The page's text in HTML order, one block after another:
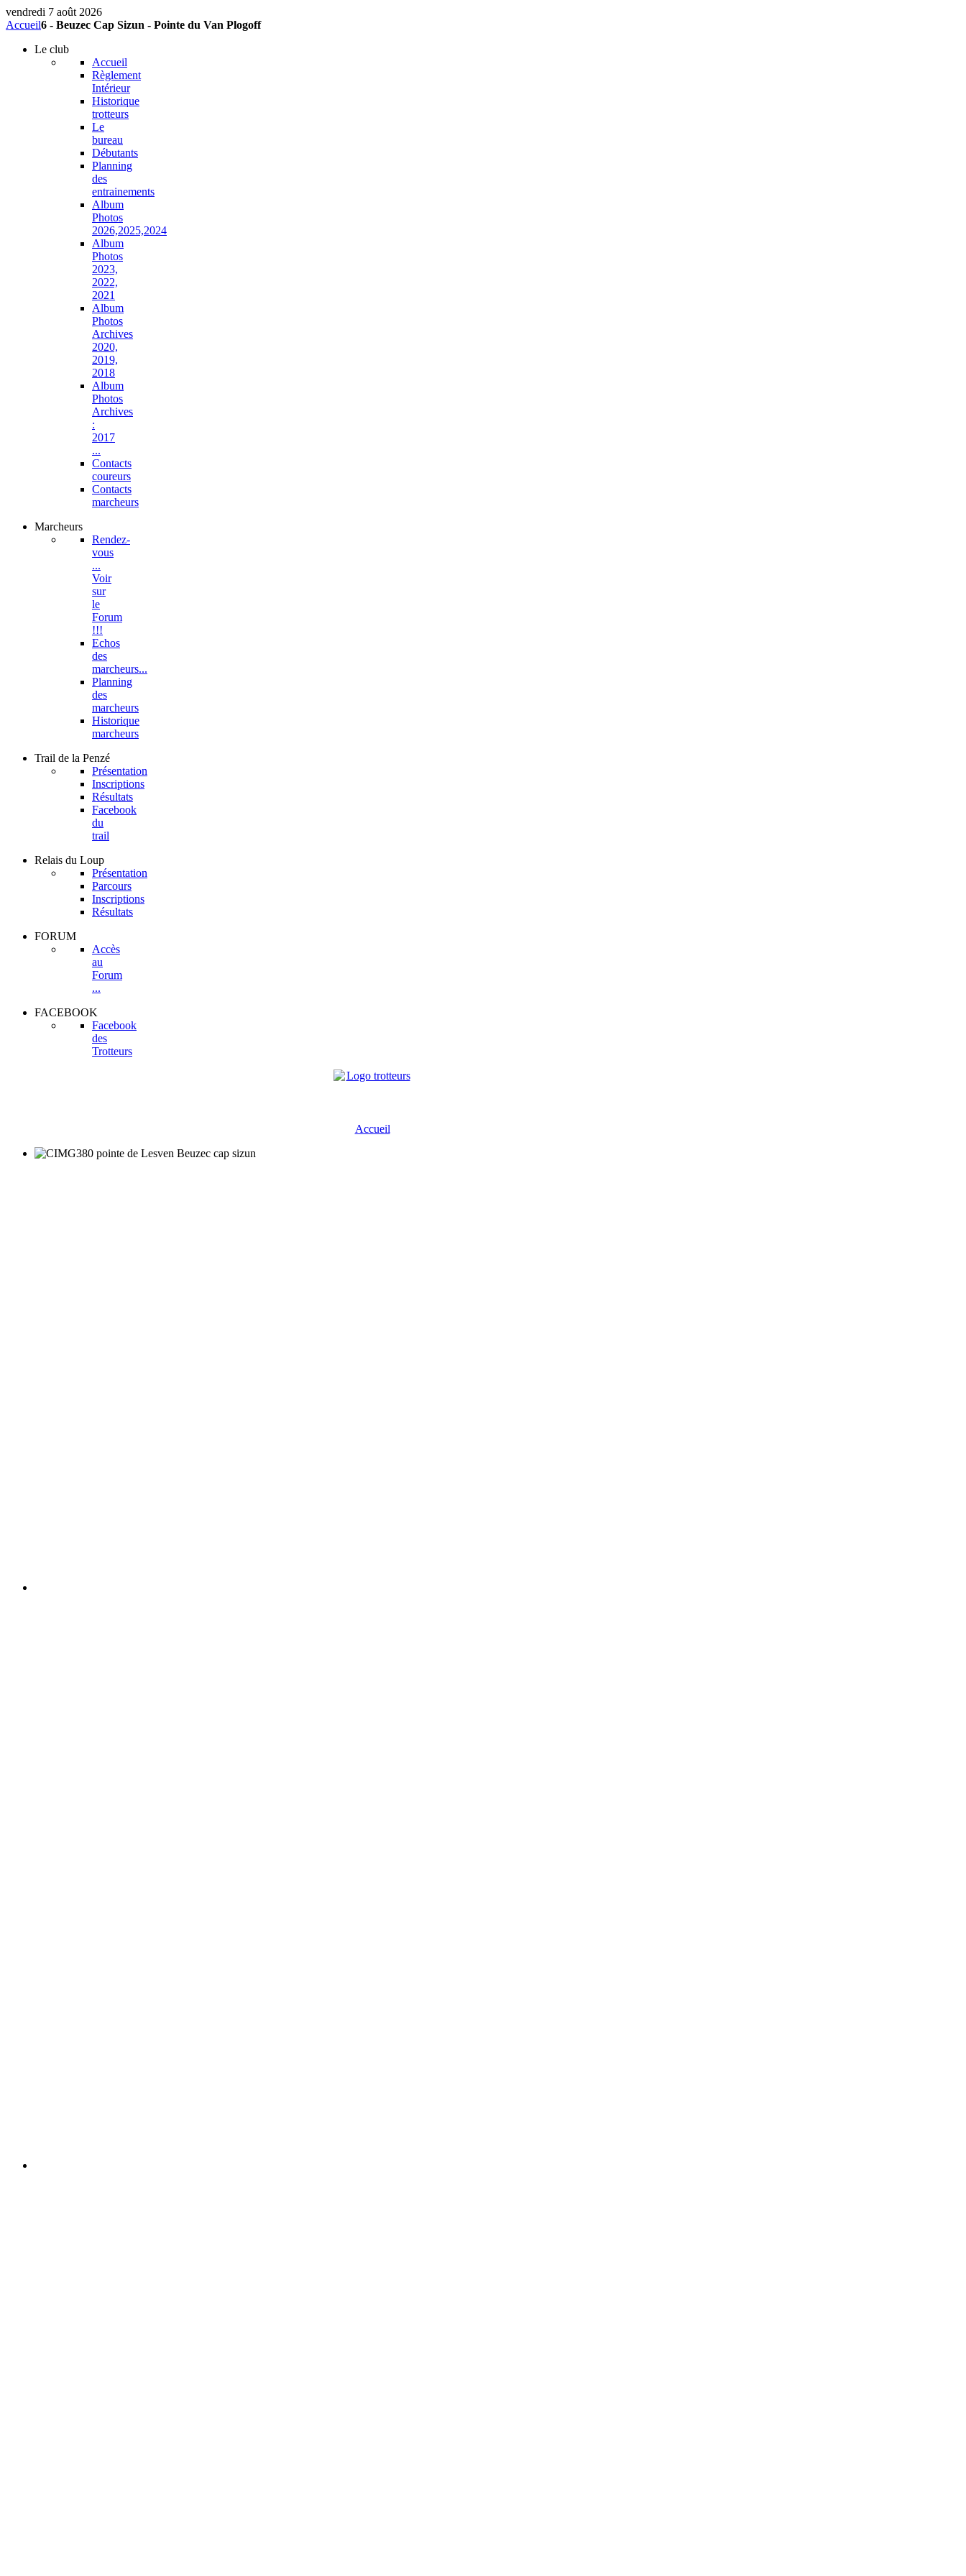
vendredi 7 août 2026
Accueil6 - Beuzec Cap Sizun - Pointe du Van Plogoff
Le club
Accueil
Règlement
Intérieur
Historique
trotteurs
Le
bureau
Débutants
Planning
des
entrainements
Album
Photos
2026,2025,2024
Album
Photos
2023,
2022,
2021
Album
Photos
Archives
2020,
2019,
2018
Album
Photos
Archives
:
2017
...
Contacts
coureurs
Contacts
marcheurs
Marcheurs
Rendez-
vous
...
Voir
sur
le
Forum
!!!
Echos
des
marcheurs...
Planning
des
marcheurs
Historique
marcheurs
Trail de la Penzé
Présentation
Inscriptions
Résultats
Facebook
du
trail
Relais du Loup
Présentation
Parcours
Inscriptions
Résultats
FORUM
Accès
au
Forum
...
FACEBOOK
Facebook
des
Trotteurs
Accueil